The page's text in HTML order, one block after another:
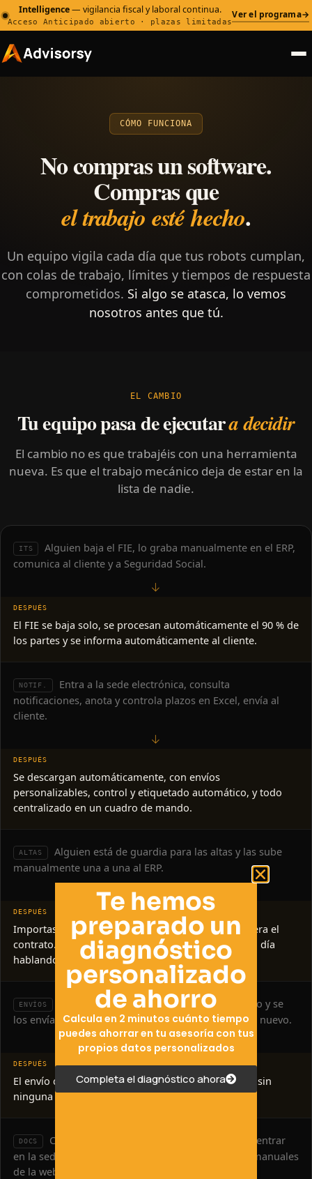
Intelligence— vigilancia fiscal y laboral continua.
Acceso Anticipado abierto · plazas limitadas
Ver el programa→
CÓMO FUNCIONA
No compras un software.
Compras que
el trabajo esté hecho.
Un equipo vigila cada día que tus robots cumplan,
con colas de trabajo, límites y tiempos de respuesta
comprometidos. Si algo se atasca, lo vemos
nosotros antes que tú.
EL CAMBIO
Tu equipo pasa de ejecutara decidir
El cambio no es que trabajéis con una herramienta
nueva. Es que el trabajo mecánico deja de estar en la
lista de nadie.
ITS
Alguien baja el FIE, lo graba manualmente en el ERP,
comunica al cliente y a Seguridad Social.
→
El FIE se baja solo, se procesan automáticamente el 90 % de
los partes y se informa automáticamente al cliente.
NOTIF.
Entra a la sede electrónica, consulta
notificaciones, anota y controla plazos en Excel, envía al
cliente.
→
Se descargan automáticamente, con envíos
personalizables, control y etiquetado automático, y todo
centralizado en un cuadro de mando.
ALTAS
Alguien está de guardia para las altas y las sube
manualmente una a una al ERP.
Importas Excel masivos, se tramita el alta y se genera el
contrato. Tu cliente pide altas por WhatsApp 24 h al día
hablando con una IA.
ENVÍOS
Descargas modelos y documentos a mano y se
los envías a tus clientes. Cada periodo empiezas de nuevo.
El envío de documentos es automático, 24 h al día, sin
ninguna intervención manual.
DOCS
Cuando te piden un documento tienes que entrar
en la sede, cargar el certificado y seguir los pasos manuales
de la web.
Te hemos
preparado un
diagnóstico
personalizado
de ahorro
Calcula en 2 minutos cuánto tiempo
puedes ahorrar en tu asesoría con tus
propios datos personalizados
Completa el diagnóstico ahora